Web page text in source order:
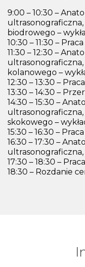
9:00 – 10:30 –
biodrowego –
10:30 – 11:30 – Praca
11:30 – 12:30 –
kolanowego –
12:30 – 13:30 –
13:30 – 14:30 –
14:30 – 15:30 –
skokowego –
15:30 – 16:30 –
16:30 – 17:30 –
ultrasonograficzna,
17:30 – 18:30 –
18:30 – Rozdanie